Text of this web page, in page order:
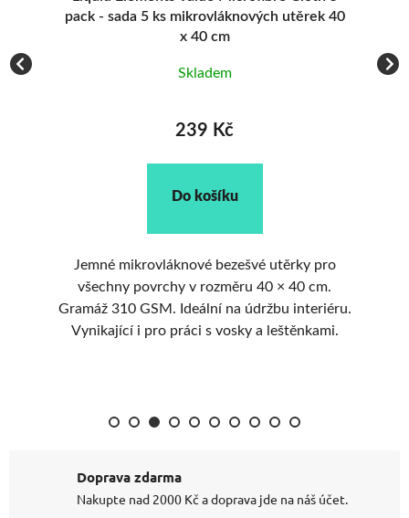
pack - sada 5 ks mikrovláknových utěrek 40
x 40 cm
Skladem
239 Kč
Do košíku
Jemné mikrovláknové bezešvé utěrky pro
všechny povrchy v rozměru 40 × 40 cm.
Gramáž 310 GSM. Ideální na údržbu interiéru.
Vynikající i pro práci s vosky a leštěnkami.
Doprava zdarma
Nakupte nad 2000 Kč a doprava jde na náš účet.